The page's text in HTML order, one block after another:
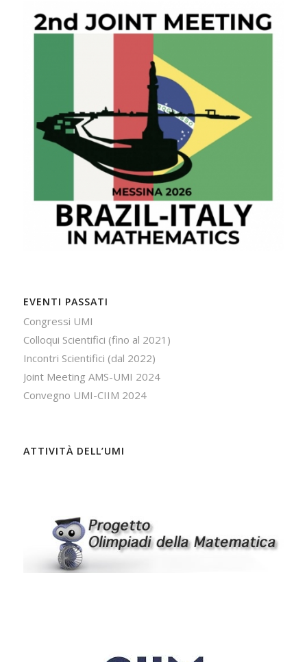
EVENTI PASSATI
Congressi UMI
Colloqui Scientifici (fino al 2021)
Incontri Scientifici (dal 2022)
Joint Meeting AMS-UMI 2024
Convegno UMI-CIIM 2024
ATTIVITÀ DELL’UMI